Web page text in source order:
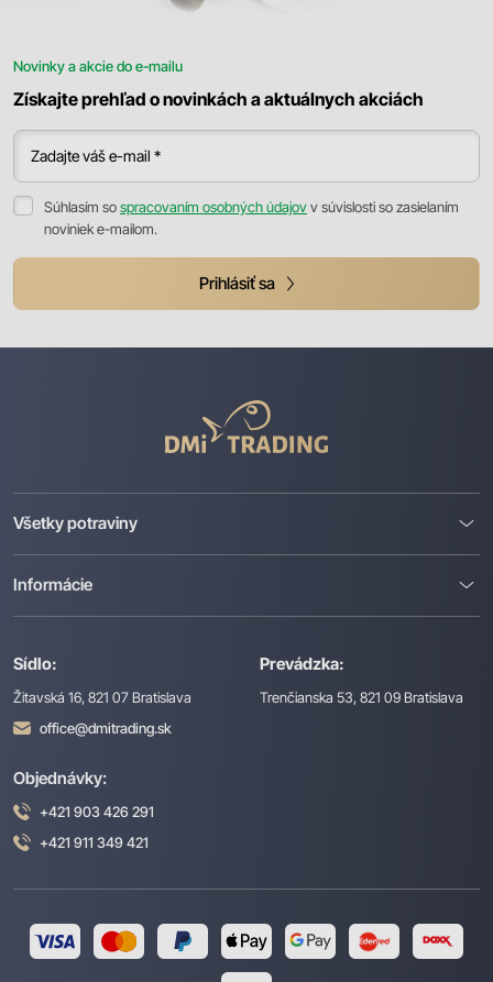
Novinky a akcie do e-mailu
Získajte prehľad o novinkách a aktuálnych akciách
Zadajte váš e-mail *
Súhlasím sospracovaním osobných údajovv súvislosti so zasielaním
noviniek e-mailom.
Prihlásiť sa
Trading
Sídlo:
Žitavská 16, 821 07 Bratislava
office@dmitrading.sk
Prevádzka:
Trenčianska 53, 821 09 Bratislava
Všetky potraviny
Informácie
Objednávky:
+421 903 426 291
+421 911 349 421